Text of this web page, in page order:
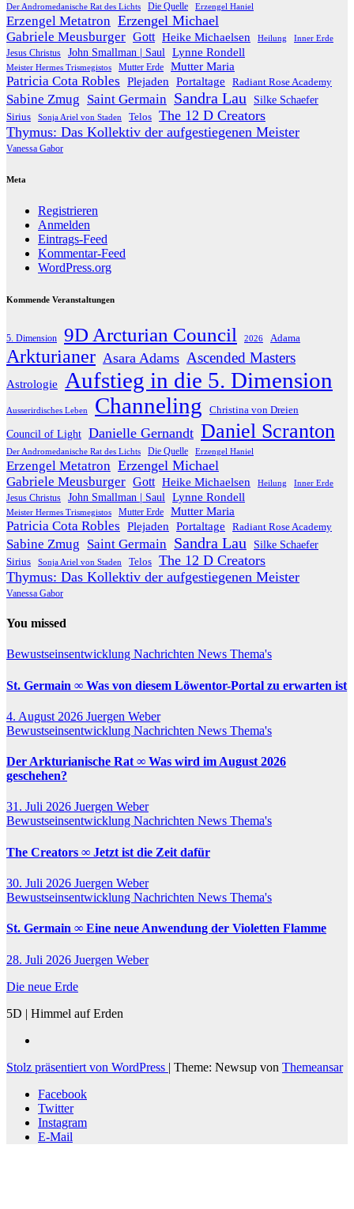
Der Andromedanische Rat des Lichts Die Quelle Erzengel Haniel
Erzengel Metatron Erzengel Michael
Gabriele Meusburger Gott Heike Michaelsen Heilung Inner Erde
Jesus Christus John Smallman | Saul Lynne Rondell
Meister Hermes Trismegistos Mutter Erde Mutter Maria
Patricia Cota Robles Plejaden Portaltage Radiant Rose Academy
Sabine Zmug Saint Germain Sandra Lau Silke Schaefer
Sirius Sonja Ariel von Staden Telos The 12 D Creators
Thymus: Das Kollektiv der aufgestiegenen Meister
Vanessa Gabor
Meta
Registrieren
Anmelden
Eintrags-Feed
Kommentar-Feed
WordPress.org
Kommende Veranstaltungen
5. Dimension 9D Arcturian Council 2026 Adama
Arkturianer Asara Adams Ascended Masters
Astrologie Aufstieg in die 5. Dimension
Ausserirdisches Leben Channeling Christina von Dreien
Council of Light Danielle Gernandt Daniel Scranton
Der Andromedanische Rat des Lichts Die Quelle Erzengel Haniel
Erzengel Metatron Erzengel Michael
Gabriele Meusburger Gott Heike Michaelsen Heilung Inner Erde
Jesus Christus John Smallman | Saul Lynne Rondell
Meister Hermes Trismegistos Mutter Erde Mutter Maria
Patricia Cota Robles Plejaden Portaltage Radiant Rose Academy
Sabine Zmug Saint Germain Sandra Lau Silke Schaefer
Sirius Sonja Ariel von Staden Telos The 12 D Creators
Thymus: Das Kollektiv der aufgestiegenen Meister
Vanessa Gabor
You missed
Bewustseinsentwicklung Nachrichten News Thema's
St. Germain ∞ Was von diesem Löwentor-Portal zu erwarten ist
4. August 2026 Juergen Weber
Bewustseinsentwicklung Nachrichten News Thema's
Der Arkturianische Rat ∞ Was wird im August 2026
geschehen?
31. Juli 2026 Juergen Weber
Bewustseinsentwicklung Nachrichten News Thema's
The Creators ∞ Jetzt ist die Zeit dafür
30. Juli 2026 Juergen Weber
Bewustseinsentwicklung Nachrichten News Thema's
St. Germain ∞ Eine neue Anwendung der Violetten Flamme
28. Juli 2026 Juergen Weber
Die neue Erde
5D | Himmel auf Erden
Stolz präsentiert von WordPress | Theme: Newsup von Themeansar
Facebook
Twitter
Instagram
E-Mail